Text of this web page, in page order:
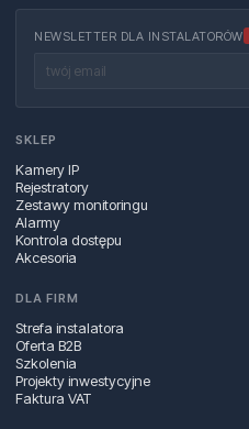
NEWSLETTER DLA INSTALATORÓW
SKLEP
Kamery IP
Rejestratory
Zestawy monitoringu
Alarmy
Kontrola dostępu
Akcesoria
DLA FIRM
Strefa instalatora
Oferta B2B
Szkolenia
Projekty inwestycyjne
Faktura VAT